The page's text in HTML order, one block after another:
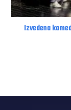
Izvedena